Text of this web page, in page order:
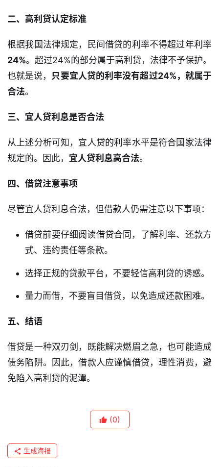
首
页
口
子
信
息
信
卡
逾
催
款
二、高利贷认定标准
根据我国法律规定，民间借贷的利率不得超过年利率
24%。超过24%的部分属于高利贷，法律不予保护。
也就是说， 只要宜人贷的利率没有超过24%，就属于
合法。
三、宜人贷利息是否合法
从上述分析可知，宜人贷的利率水平是符合国家法律
规定的。因此， 宜人贷利息高合法。
四、借贷注意事项
尽管宜人贷利息合法，但借款人仍需注意以下事项：
借贷前要仔细阅读借贷合同，了解利率、还款方
式、违约责任等条款。
选择正规的贷款平台，不要轻信高利贷的诱惑。
量力而借，不要盲目借贷，以免造成还款困难。
五、结语
借贷是一种双刃剑，既能解决燃眉之急，也可能造成
债务陷阱。因此，借款人应谨慎借贷，理性消费，避
免陷入高利贷的泥潭。
(0)
生成海报